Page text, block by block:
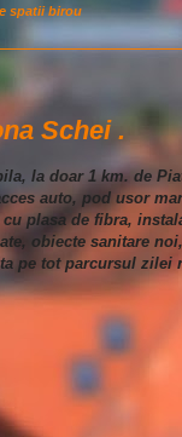
spatii birou
Schei .
la doar 1 km. de
auto, pod usor
plasa de fibra,
obiecte sanitare
pe tot parcursul